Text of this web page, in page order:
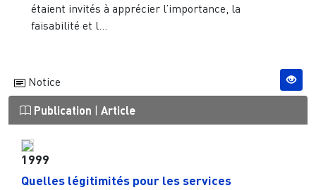
étaient invités à apprécier l’importance, la
faisabilité et l...
Notice
Publication Article
1999
Quelles légitimités pour les services